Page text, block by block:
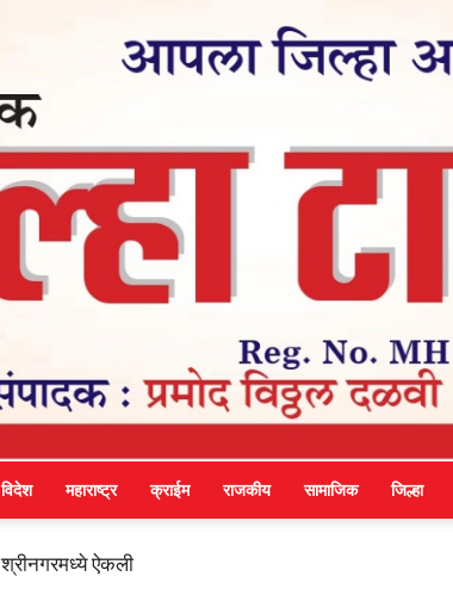
महाराष्ट्र क्राईम राजकीय सामाजिक जिल्हा
ऐकली